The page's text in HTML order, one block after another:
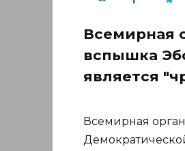
Всемирная
вспышка
является
Всемирная